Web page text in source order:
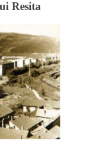
Resita